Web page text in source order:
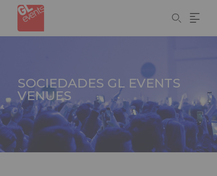
Painel de Gerenciamento de Cookies
content
SOCIEDADES GL EVENTS
VENUES